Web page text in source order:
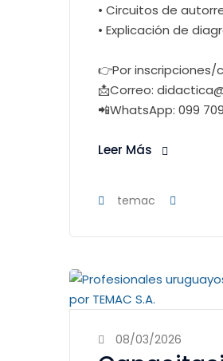
• Circuitos de
• Explicación de
👉Por inscripciones/
📩Correo:
📲WhatsApp: 099
Leer Más
temac
08/03/2026